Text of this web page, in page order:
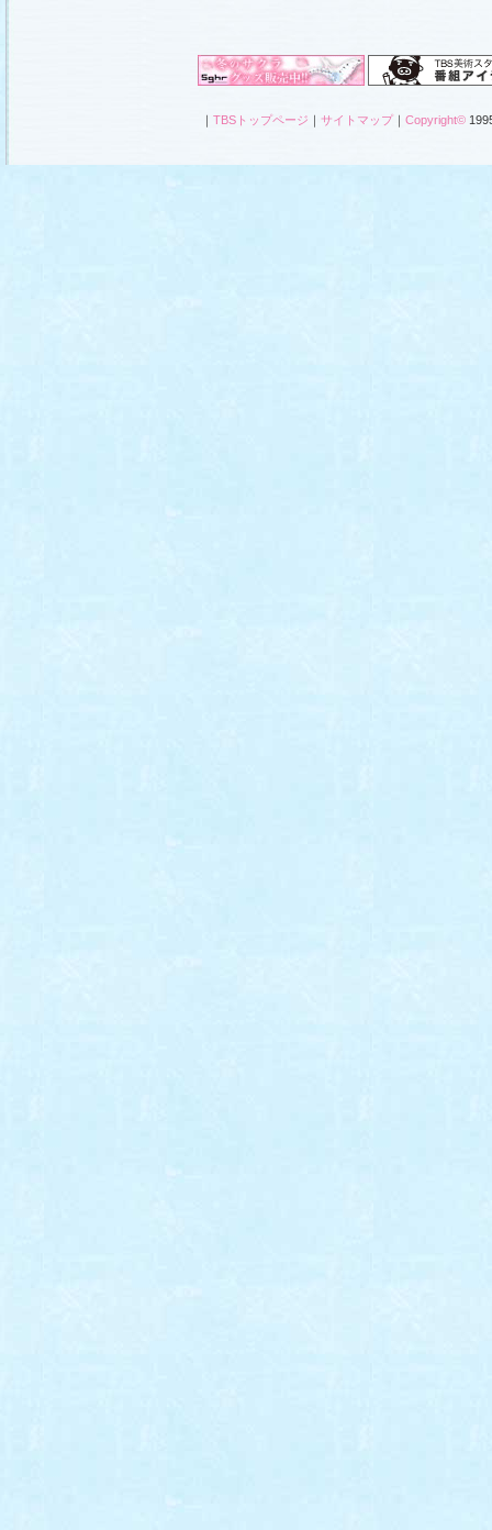
｜ TBSトップページ ｜ サイトマップ｜ Copyright©